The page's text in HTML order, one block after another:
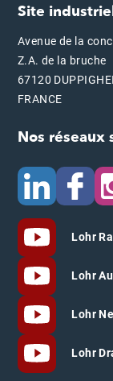
Site
Avenue de la
Z.A. de la bruche
67120
FRANCE
Nos réseaux
Lohr
Lohr
Lohr
Lohr